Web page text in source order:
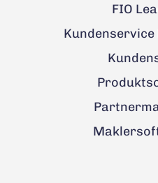
FIO
Kundenservice